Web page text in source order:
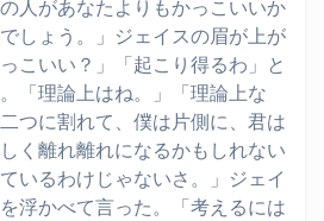
人があなたよりもかっこいいか
しょう。」ジェイスの眉が上が
こいい？」「起こり得るわ」と
「理論上はね。」「理論上な
つに割れて、僕は片側に、君は
く離れ離れになるかもしれない
いるわけじゃないさ。」ジェイ
浮かべて言った。「考えるには